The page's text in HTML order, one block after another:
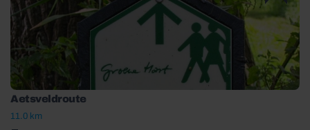
Aetsveldroute
11.0 km